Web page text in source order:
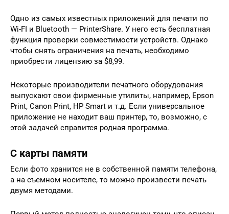
Одно из самых известных приложений для печати по
Wi-FI и Bluetooth — PrinterShare. У него есть бесплатная
функция проверки совместимости устройств. Однако
чтобы снять ограничения на печать, необходимо
приобрести лицензию за $8,99.
Некоторые производители печатного оборудования
выпускают свои фирменные утилиты, например, Epson
Print, Canon Print, HP Smart и т.д. Если универсальное
приложение не находит ваш принтер, то, возможно, с
этой задачей справится родная программа.
С карты памяти
Если фото хранится не в собственной памяти телефона,
а на съемном носителе, то можно произвести печать
двумя методами.